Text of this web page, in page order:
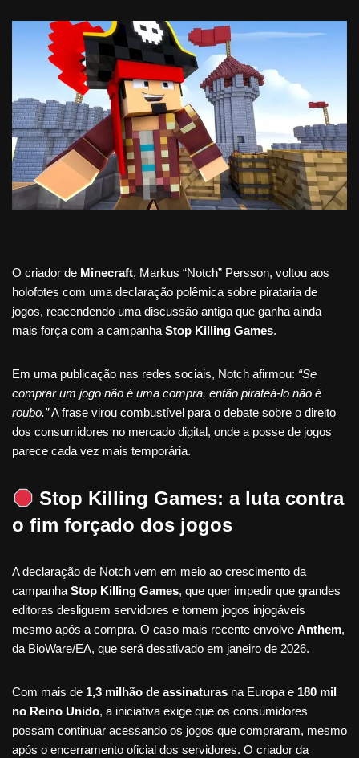
O criador de Minecraft, Markus “Notch” Persson, voltou aos
holofotes com uma declaração polêmica sobre pirataria de
jogos, reacendendo uma discussão antiga que ganha ainda
mais força com a campanha Stop Killing Games.
Em uma publicação nas redes sociais, Notch afirmou: “Se
comprar um jogo não é uma compra, então pirateá-lo não é
roubo.”A frase virou combustível para o debate sobre o direito
dos consumidores no mercado digital, onde a posse de jogos
parece cada vez mais temporária.
Stop Killing Games: a luta contra
o fim forçado dos jogos
A declaração de Notch vem em meio ao crescimento da
campanha Stop Killing Games, que quer impedir que grandes
editoras desliguem servidores e tornem jogos injogáveis
mesmo após a compra. O caso mais recente envolve Anthem,
da BioWare/EA, que será desativado em janeiro de 2026.
Com mais de 1,3 milhão de assinaturas na Europa e 180 mil
no Reino Unido, a iniciativa exige que os consumidores
possam continuar acessando os jogos que compraram, mesmo
após o encerramento oficial dos servidores. O criador da